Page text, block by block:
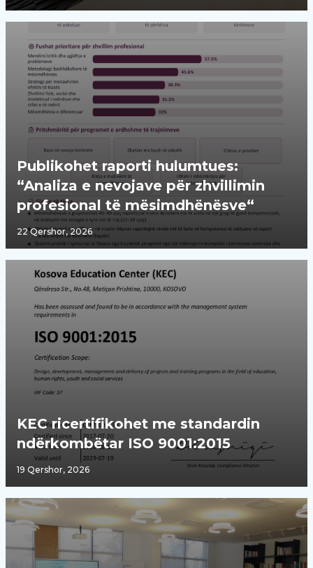
Publikohet raporti hulumtues:
“Analiza e nevojave për zhvillimin
profesional të mësimdhënësve“
22 Qershor, 2026
KEC ricertifikohet me standardin
ndërkombëtar ISO 9001:2015
19 Qershor, 2026